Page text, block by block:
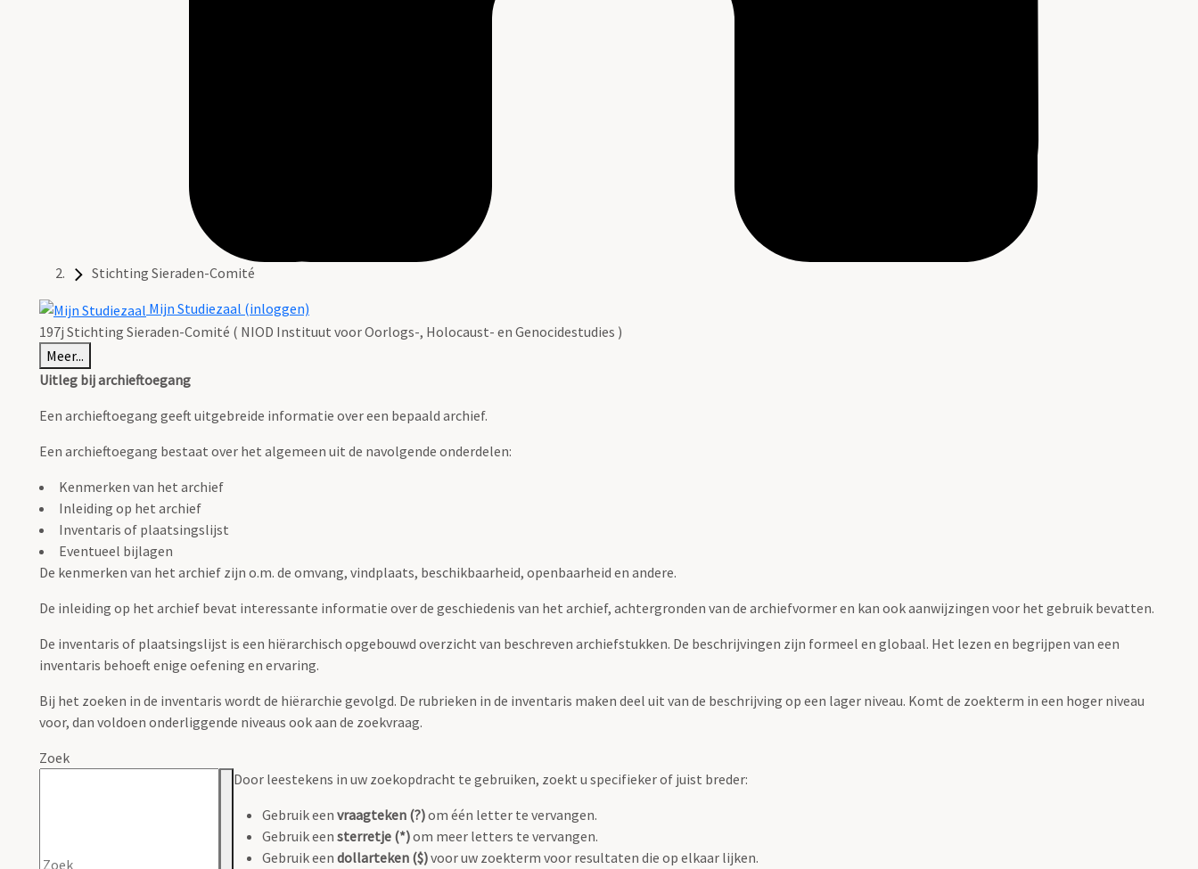
Stichting Sieraden-Comité
Mijn Studiezaal (inloggen)
197j Stichting Sieraden-Comité ( NIOD Instituut voor Oorlogs-, Holocaust- en Genocidestudies )
Meer...
Uitleg bij archieftoegang
Een archieftoegang geeft uitgebreide informatie over een bepaald archief.
Een archieftoegang bestaat over het algemeen uit de navolgende onderdelen:
Kenmerken van het archief
Inleiding op het archief
Inventaris of plaatsingslijst
Eventueel bijlagen
De kenmerken van het archief zijn o.m. de omvang, vindplaats, beschikbaarheid, openbaarheid en andere.
De inleiding op het archief bevat interessante informatie over de geschiedenis van het archief, achtergronden van de archiefvormer en kan ook aanwijzingen voor het gebruik bevatten.
De inventaris of plaatsingslijst is een hiërarchisch opgebouwd overzicht van beschreven archiefstukken. De beschrijvingen zijn formeel en globaal. Het lezen en begrijpen van een
inventaris behoeft enige oefening en ervaring.
Bij het zoeken in de inventaris wordt de hiërarchie gevolgd. De rubrieken in de inventaris maken deel uit van de beschrijving op een lager niveau. Komt de zoekterm in een hoger niveau
voor, dan voldoen onderliggende niveaus ook aan de zoekvraag.
Zoek
Door leestekens in uw zoekopdracht te gebruiken, zoekt u specifieker of juist breder:
Gebruik een vraagteken (?)om één letter te vervangen.
Gebruik een sterretje (*)om meer letters te vervangen.
Gebruik een dollarteken ($)voor uw zoekterm voor resultaten die op elkaar lijken.